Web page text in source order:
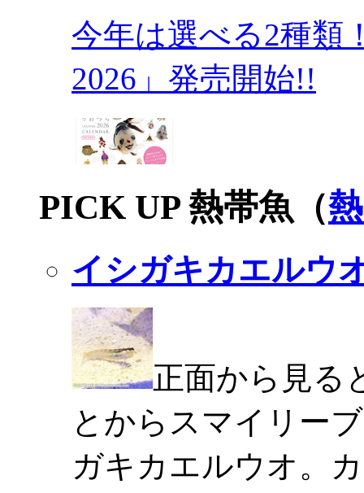
今年は選べる2種類
2026」発売開始!!
PICK UP 熱帯魚（
イシガキカエルウ
正面から見る
とからスマイリー
ガキカエルウオ。